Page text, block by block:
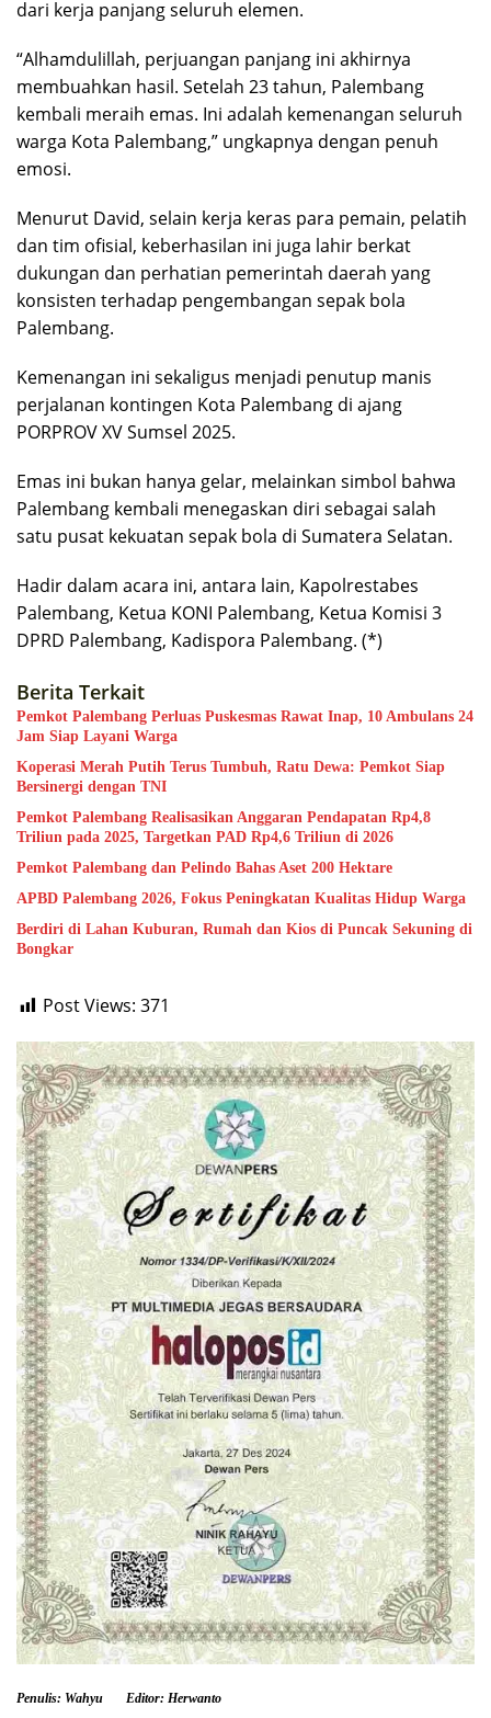
dari kerja panjang seluruh elemen.
“Alhamdulillah, perjuangan panjang ini akhirnya
membuahkan hasil. Setelah 23 tahun, Palembang
kembali meraih emas. Ini adalah kemenangan seluruh
warga Kota Palembang,” ungkapnya dengan penuh
emosi.
Menurut David, selain kerja keras para pemain, pelatih
dan tim ofisial, keberhasilan ini juga lahir berkat
dukungan dan perhatian pemerintah daerah yang
konsisten terhadap pengembangan sepak bola
Palembang.
Kemenangan ini sekaligus menjadi penutup manis
perjalanan kontingen Kota Palembang di ajang
PORPROV XV Sumsel 2025.
Emas ini bukan hanya gelar, melainkan simbol bahwa
Palembang kembali menegaskan diri sebagai salah
satu pusat kekuatan sepak bola di Sumatera Selatan.
Hadir dalam acara ini, antara lain, Kapolrestabes
Palembang, Ketua KONI Palembang, Ketua Komisi 3
DPRD Palembang, Kadispora Palembang. (*)
Berita Terkait
Pemkot Palembang Perluas Puskesmas Rawat Inap, 10 Ambulans 24
Jam Siap Layani Warga
Koperasi Merah Putih Terus Tumbuh, Ratu Dewa: Pemkot Siap
Bersinergi dengan TNI
Pemkot Palembang Realisasikan Anggaran Pendapatan Rp4,8
Triliun pada 2025, Targetkan PAD Rp4,6 Triliun di 2026
Pemkot Palembang dan Pelindo Bahas Aset 200 Hektare
APBD Palembang 2026, Fokus Peningkatan Kualitas Hidup Warga
Berdiri di Lahan Kuburan, Rumah dan Kios di Puncak Sekuning di
Bongkar
Post Views: 371
Penulis: Wahyu Editor: Herwanto